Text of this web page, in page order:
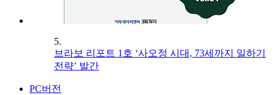
5.
브라보 리포트 1호 ‘사오정 시대, 73세까지 일하기
전략’ 발간
PC버전